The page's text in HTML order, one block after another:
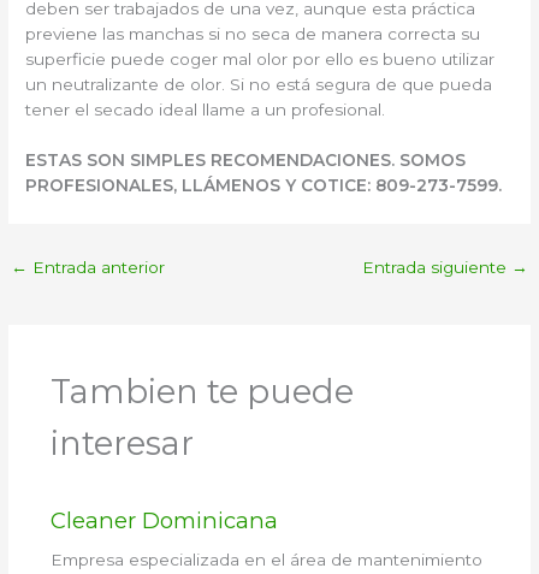
deben ser trabajados de una vez, aunque esta práctica
previene las manchas si no seca de manera correcta su
superficie puede coger mal olor por ello es bueno utilizar
un neutralizante de olor. Si no está segura de que pueda
tener el secado ideal llame a un profesional.
ESTAS SON SIMPLES RECOMENDACIONES. SOMOS
PROFESIONALES, LLÁMENOS Y COTICE: 809-273-7599.
← Entrada anterior Entrada siguiente →
Tambien te puede
interesar
Cleaner Dominicana
Empresa especializada en el área de mantenimiento